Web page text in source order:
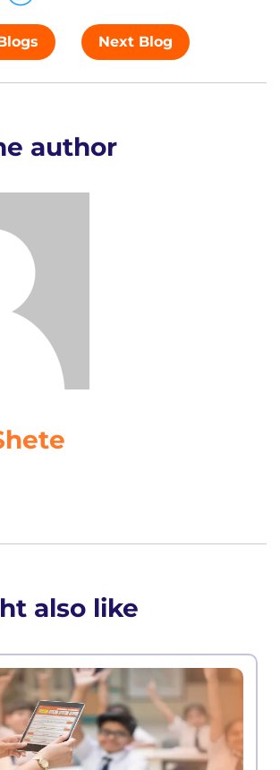
Next Blog
author
also like